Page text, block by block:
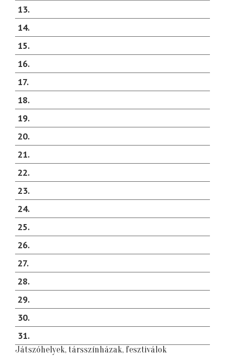
13
14
15
16
17
18
19
20
21
22
23
24
25
26
27
28
29
30
31
Játszóhelyek, társszínházak, fesztiválok